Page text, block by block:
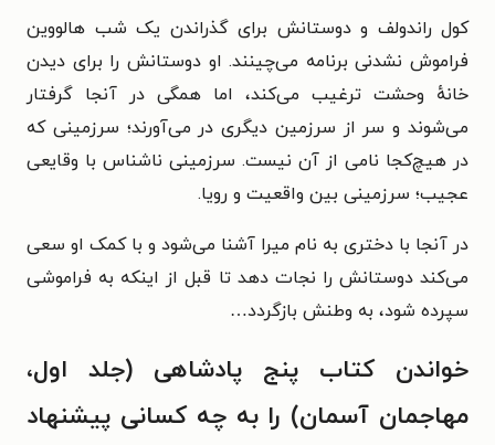
کول راندولف و دوستانش برای گذراندن یک شب هالووین
فراموش نشدنی برنامه می‌چینند. او دوستانش را برای دیدن
خانه‌ٔ وحشت ترغیب می‌کند، اما همگی در آنجا گرفتار
می‌شوند و سر از سرزمین دیگری در می‌آورند؛ سرزمینی که
در هیچ‌کجا نامی از آن نیست. سرزمینی ناشناس با وقایعی
عجیب؛ سرزمینی بین واقعیت و رویا.
در آنجا با دختری به نام میرا آشنا می‌شود و با کمک او سعی
می‌کند دوستانش را نجات دهد تا قبل از اینکه به فراموشی
سپرده شود، به وطنش بازگردد…
خواندن کتاب پنج پادشاهی (جلد اول،
مهاجمان آسمان) را به چه کسانی پیشنهاد